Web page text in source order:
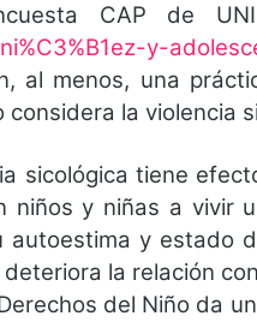
CAP de
y-
al menos, una
considera la violencia
sicológica tiene
niños y niñas a vivir
autoestima y estado
deteriora la relación
del Niño da